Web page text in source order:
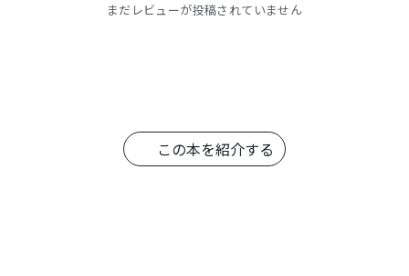
まだレビューが投稿されていません
この本を紹介する